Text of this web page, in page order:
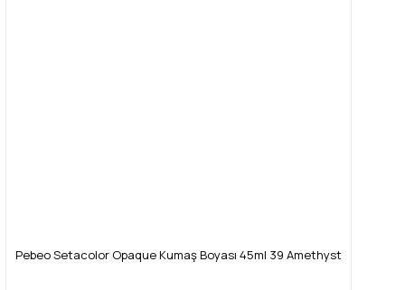
Pebeo Setacolor Opaque Kumaş Boyası 45ml 39 Amethyst